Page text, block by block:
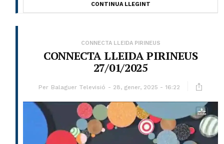
CONTINUA LLEGINT
CONNECTA LLEIDA PIRINEUS
CONNECTA LLEIDA PIRINEUS
27/01/2025
Per Balaguer Televisió 28, gener, 2025 - 16:22